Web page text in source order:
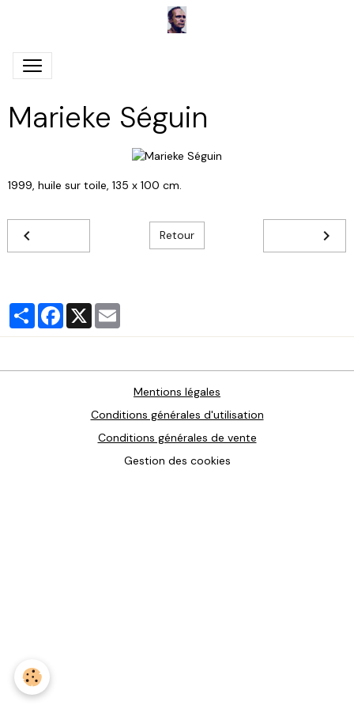
Marieke Séguin
1999, huile sur toile, 135 x 100 cm.
Retour
PartagerFacebook
X
Mentions légales
Conditions générales d'utilisation
Conditions générales de vente
Gestion des cookies